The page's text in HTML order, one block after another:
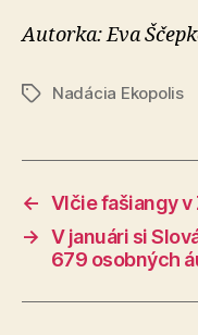
Autorka: Eva
ZnačkyNadácia Ekopolis
← Vlčie fašiangy v
→ V januári si
679 osobných